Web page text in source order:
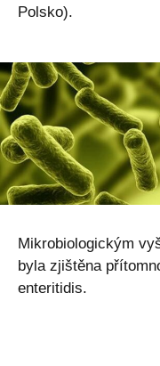
Polsko).
Mikrobiologickým
byla zjištěna
enteritidis.